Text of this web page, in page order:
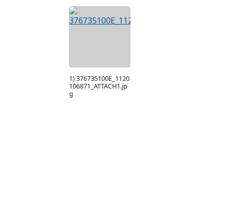
1) 376735100E_1120
106871_ATTACH1.jp
g